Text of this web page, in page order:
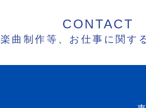
CONTACT
楽曲制作等、お仕事に関す